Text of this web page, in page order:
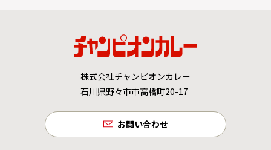
株式会社チャンピオンカレー
石川県野々市市高橋町20-17
お問い合わせ